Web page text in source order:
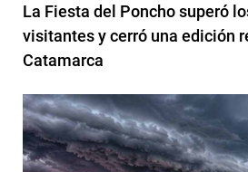
La Fiesta del Poncho superó
visitantes y cerró una edición
Catamarca